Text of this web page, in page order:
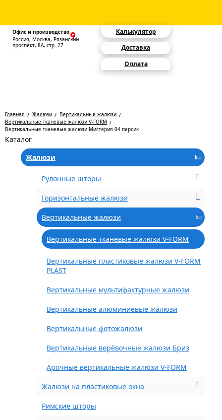
Офис и производство
Россия, Москва, Рязанский
проспект, 8А, стр. 27
Калькулятор
Доставка
Оплата
Главная Жалюзи
Вертикальные жалюзи
Вертикальные тканевые жалюзи V-FORM
Вертикальные тканевые жалюзи Мистерия 04 персик
Каталог
Жалюзи
Рулонные шторы
Горизонтальные жалюзи
Вертикальные жалюзи
Вертикальные тканевые жалюзи V-FORM
Вертикальные пластиковые жалюзи V-FORM
PLAST
Вертикальные мультифактурные жалюзи
Вертикальные алюминиевые жалюзи
Вертикальные фотожалюзи
Вертикальные верёвочные жалюзи Бриз
Арочные вертикальные жалюзи V-FORM
Жалюзи на пластиковые окна
Римские шторы